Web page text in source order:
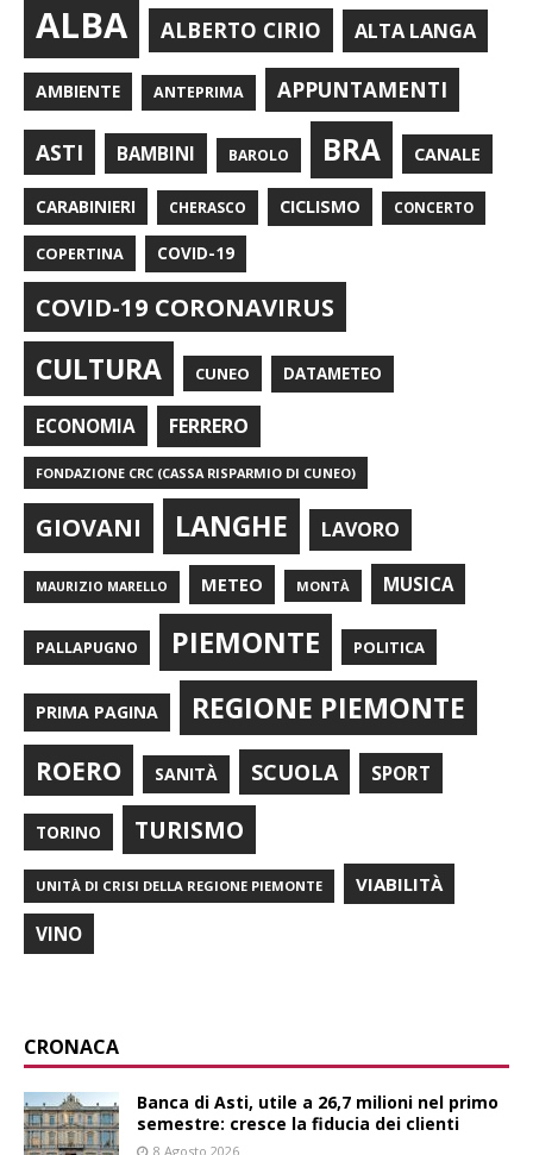
ALBA ALBERTO CIRIO ALTA LANGA
AMBIENTE ANTEPRIMA APPUNTAMENTI
ASTI BAMBINI BAROLO BRA CANALE
CARABINIERI CHERASCO CICLISMO CONCERTO
COPERTINA COVID-19
COVID-19 CORONAVIRUS
CULTURA CUNEO DATAMETEO
ECONOMIA FERRERO
FONDAZIONE CRC (CASSA RISPARMIO DI CUNEO)
GIOVANI LANGHE LAVORO
MAURIZIO MARELLO METEO MONTÀ MUSICA
PALLAPUGNO PIEMONTE POLITICA
PRIMA PAGINA REGIONE PIEMONTE
ROERO SANITÀ SCUOLA SPORT
TORINO TURISMO
UNITÀ DI CRISI DELLA REGIONE PIEMONTE VIABILITÀ
VINO
CRONACA
Banca di Asti, utile a 26,7 milioni nel primo
semestre: cresce la fiducia dei clienti
8 Agosto 2026